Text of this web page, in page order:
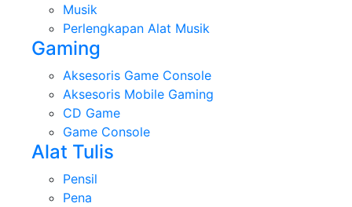
Musik
Perlengkapan Alat Musik
Gaming
Aksesoris Game Console
Aksesoris Mobile Gaming
CD Game
Game Console
Alat Tulis
Pensil
Pena